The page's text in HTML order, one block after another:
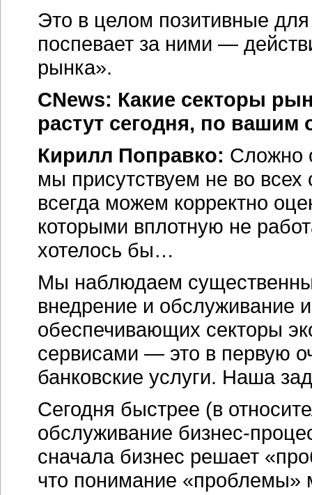
Это в целом позитивные
поспевает за ними —
рынка».
CNews: Какие секторы
растут сегодня, по
Кирилл Поправко: Сложно
мы присутствуем не во всех
всегда можем корректно
которыми вплотную не
хотелось бы…
Мы наблюдаем
внедрение и обслуживание
обеспечивающих секторы
сервисами — это в первую
банковские услуги. Наша
Сегодня быстрее (в
обслуживание бизнес-
сначала бизнес решает
что понимание «проблемы»